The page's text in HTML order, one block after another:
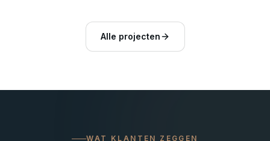
Alle projecten
WAT KLANTEN ZEGGEN